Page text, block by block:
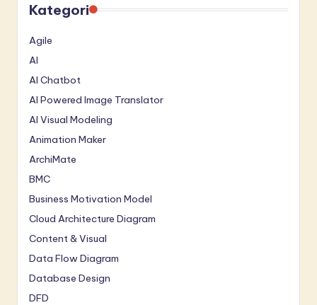
Kategori
Agile
AI
AI Chatbot
AI Powered Image Translator
AI Visual Modeling
Animation Maker
ArchiMate
BMC
Business Motivation Model
Cloud Architecture Diagram
Content & Visual
Data Flow Diagram
Database Design
DFD